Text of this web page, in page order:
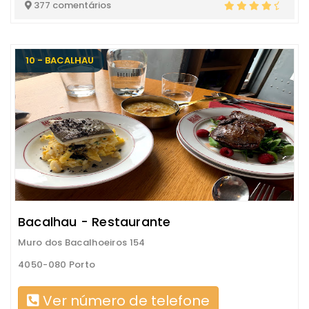
377 comentários
10 - BACALHAU
Bacalhau - Restaurante
Muro dos Bacalhoeiros 154
4050-080 Porto
Ver número de telefone